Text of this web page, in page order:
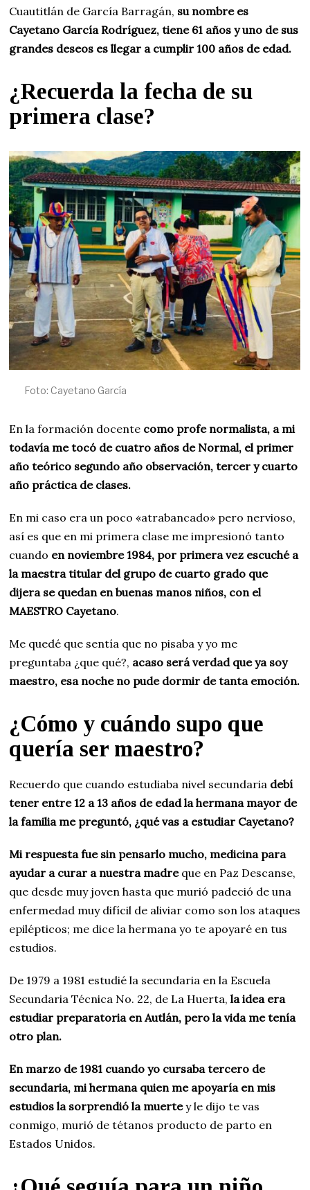
Cuautitlán de García Barragán, su nombre es
Cayetano García Rodríguez, tiene 61 años y uno de sus
grandes deseos es llegar a cumplir 100 años de edad.
¿Recuerda la fecha de su
primera clase?
Foto: Cayetano García
En la formación docente como profe normalista, a mi
todavía me tocó de cuatro años de Normal, el primer
año teórico segundo año observación, tercer y cuarto
año práctica de clases.
En mi caso era un poco «atrabancado» pero nervioso,
así es que en mi primera clase me impresionó tanto
cuando en noviembre 1984, por primera vez escuché a
la maestra titular del grupo de cuarto grado que
dijera se quedan en buenas manos niños, con el
MAESTRO Cayetano.
Me quedé que sentía que no pisaba y yo me
preguntaba ¿que qué?, acaso será verdad que ya soy
maestro, esa noche no pude dormir de tanta emoción.
¿Cómo y cuándo supo que
quería ser maestro?
Recuerdo que cuando estudiaba nivel secundaria debí
tener entre 12 a 13 años de edad la hermana mayor de
la familia me preguntó, ¿qué vas a estudiar Cayetano?
Mi respuesta fue sin pensarlo mucho, medicina para
ayudar a curar a nuestra madreque en Paz Descanse,
que desde muy joven hasta que murió padeció de una
enfermedad muy difícil de aliviar como son los ataques
epilépticos; me dice la hermana yo te apoyaré en tus
estudios.
De 1979 a 1981 estudié la secundaria en la Escuela
Secundaria Técnica No. 22, de La Huerta,la idea era
estudiar preparatoria en Autlán, pero la vida me tenía
otro plan.
En marzo de 1981 cuando yo cursaba tercero de
secundaria, mi hermana quien me apoyaría en mis
estudios la sorprendió la muertey le dijo te vas
conmigo, murió de tétanos producto de parto en
Estados Unidos.